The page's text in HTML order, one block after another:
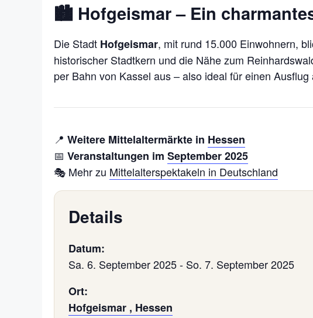
🏙️ Hofgeismar – Ein
Die Stadt Hofgeismar, mit rund 15.000 Einwohnern,
historischer Stadtkern und die Nähe zum
per Bahn von Kassel aus – also ideal für einen Ausflug
📍 Weitere Mittelaltermärkte in Hessen
📅 Veranstaltungen im September 2025
🎭 Mehr zu Mittelalterspektakeln in Deutschland
Details
Datum:
Sa. 6. September 2025- So. 7. September 2025
Ort:
Hofgeismar , Hessen